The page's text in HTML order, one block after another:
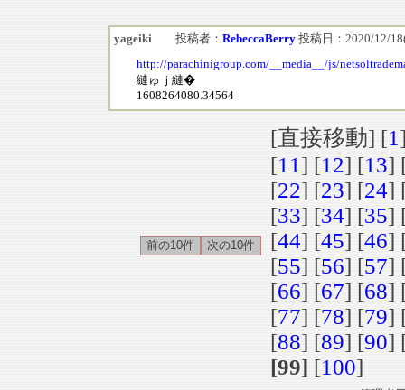
yageiki 投稿者： RebeccaBerry 投稿日：2020/12/
http://parachinigroup.com/__media__/js/
縺ゅｊ縺�
1608264080.34564
[直接移動] [1
[11 ] [12] [13]
[22] [23] [24]
[33] [34] [35]
[44] [45] [46]
[55] [56] [57]
[66] [67] [68]
[77] [78] [79]
[88] [89] [90]
[99] [100]